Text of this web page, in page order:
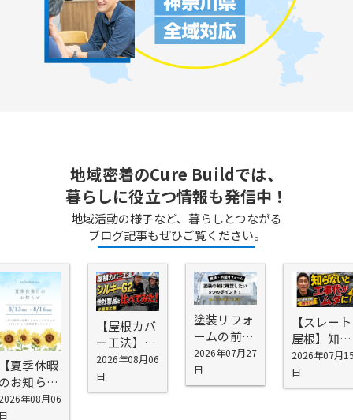
地域密着のCure Buildでは、
暮らしに役立つ情報も発信中！
地域活動の様子など、暮らしとつながる
ブログ記事もぜひご覧ください。
夏季休暇
お知ら
】年08月06
【屋根カバ
ー工法】シ
スキーG2を
お勧めする
理由
2026年08月06
日
塗装リフォ
ームの前に
確認したい
5つの場所
｜外壁塗装
2026年07月27
日
【スレート
屋根】知ら
ないと工事
代が無駄に
なる！屋根
2026年07月
日